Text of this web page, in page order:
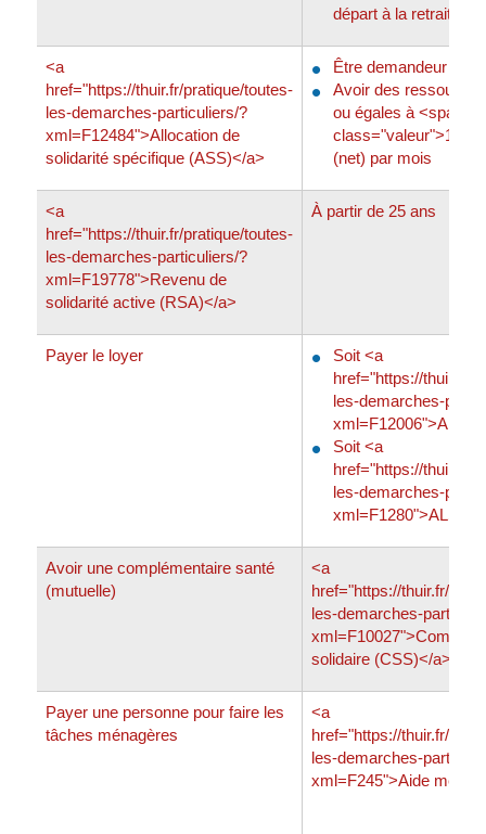
départ à la retraite)</
<a
href="https://thuir.fr/pratique/toutes-
les-demarches-particuliers/?
xml=F12484">Allocation de
solidarité spécifique (ASS)</a>
Être demandeur
Avoir des
ou égales à <span
class="valeur">1
(net) par mois
<a
href="https://thuir.fr/pratique/toutes-
les-demarches-particuliers/?
xml=F19778">Revenu de
solidarité active (RSA)</a>
À partir de 25 ans
Payer le loyer
Soit <a
href="https://thuir.fr/
les-demarches-
xml=F12006">APL</
Soit <a
href="https://thuir.fr/
les-demarches-
xml=F1280">ALS</
Avoir une complémentaire santé
(mutuelle)
<a
href="https://thuir.fr/
les-demarches-
solidaire (CSS)</a>
Payer une personne pour faire les
tâches ménagères
<a
href="https://thuir.fr/
les-demarches-
xml=F245">Aide